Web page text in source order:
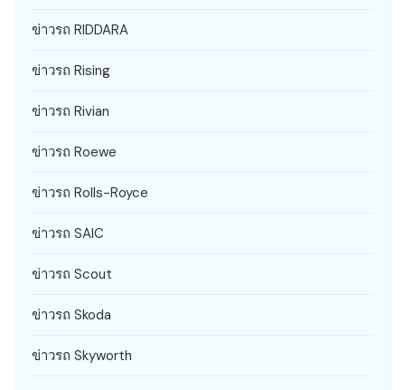
ข่าวรถ RIDDARA
ข่าวรถ Rising
ข่าวรถ Rivian
ข่าวรถ Roewe
ข่าวรถ Rolls-Royce
ข่าวรถ SAIC
ข่าวรถ Scout
ข่าวรถ Skoda
ข่าวรถ Skyworth